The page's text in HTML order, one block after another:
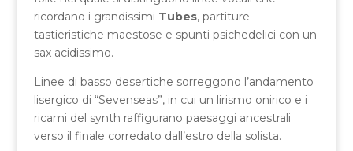
ricordano i grandissimi Tubes, partiture
tastieristiche maestose e spunti psichedelici con un
sax acidissimo.
Linee di basso desertiche sorreggono l’andamento
lisergico di “Sevenseas”, in cui un lirismo onirico e i
ricami del synth raffigurano paesaggi ancestrali
verso il finale corredato dall’estro della solista.